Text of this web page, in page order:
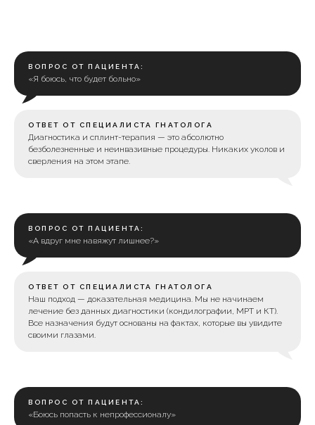
ВОПРОС ОТ ПАЦИЕНТА:
«Я боюсь, что будет больно»
ОТВЕТ ОТ СПЕЦИАЛИСТА ГНАТОЛОГА
Диагностика и сплинт-терапия — это абсолютно
безболезненные и неинвазивные процедуры. Никаких уколов и
сверления на этом этапе.
ВОПРОС ОТ ПАЦИЕНТА:
«А вдруг мне навяжут лишнее?»
ОТВЕТ ОТ СПЕЦИАЛИСТА ГНАТОЛОГА
Наш подход — доказательная медицина. Мы не начинаем
лечение без данных диагностики (кондилографии, МРТ и КТ).
Все назначения будут основаны на фактах, которые вы увидите
своими глазами.
ВОПРОС ОТ ПАЦИЕНТА:
«Боюсь попасть к непрофессионалу»